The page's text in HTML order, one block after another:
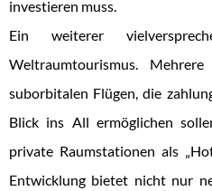
investieren muss.
Ein weiterer
Weltraumtourismus.
suborbitalen Flügen, die
Blick ins All ermöglichen
private Raumstationen als
Entwicklung bietet nicht nur